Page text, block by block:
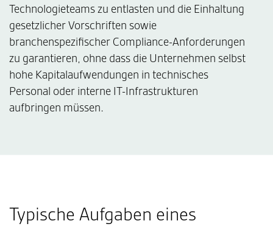
Technologieteams zu entlasten und die Einhaltung
gesetzlicher Vorschriften sowie
branchenspezifischer Compliance-Anforderungen
zu garantieren, ohne dass die Unternehmen selbst
hohe Kapitalaufwendungen in technisches
Personal oder interne IT-Infrastrukturen
aufbringen müssen.
Typische Aufgaben eines